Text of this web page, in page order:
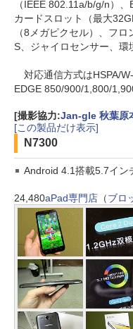
（IEEE 802.11a/b/g/n）
カードスロット（最大
（8メガピクセル）、フ
S、ジャイロセンサー、環
対応通信方式はHSPA/
EDGE 850/900/1,800/
[撮影協力:Jan-gle 秋葉原
[この製品だけ表示]
N7300
Android 4.1搭載5.7イン
24,480aPad専門店（ブロ